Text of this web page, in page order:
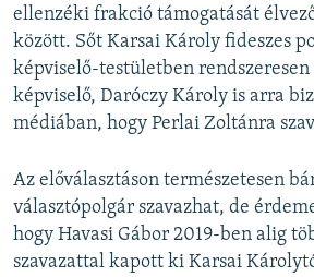
ellenzéki frakció támogatását
között. Sőt Karsai Károly fideszes
képviselő-testületben rendszeresen
képviselő, Daróczy Károly is arra
médiában, hogy Perlai Zoltánra
Az előválasztáson természetesen
választópolgár szavazhat, de
hogy Havasi Gábor 2019-ben alig
szavazattal kapott ki Karsai